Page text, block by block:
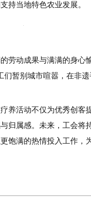
持当地特色农业发展。
劳动成果与满满的身心
暂别城市喧嚣，在非
养活动不仅为优秀创客
归属感。未来，工会将
饱满的热情投入工作，